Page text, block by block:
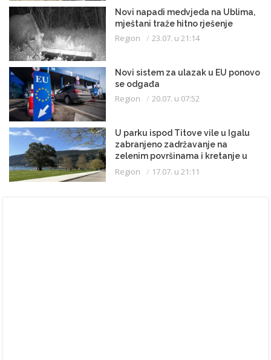
Novi napadi medvjeda na Ublima,
mještani traže hitno rješenje
Region 23.07. u 21:14
Novi sistem za ulazak u EU ponovo
se odgađa
Region 20.07. u 07:52
U parku ispod Titove vile u Igalu
zabranjeno zadržavanje na
zelenim površinama i kretanje u
kupaćem kostimu
Region 17.07. u 21:11